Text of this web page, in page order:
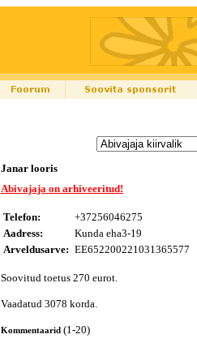
Janar looris
Abivajaja on arhiveeritud!
Telefon:
+37256046275
Aadress:
Kunda eha3-19
Arveldusarve: EE652200221031365577
Soovitud toetus 270 eurot.
Vaadatud 3078 korda.
Kommentaarid (1-20)